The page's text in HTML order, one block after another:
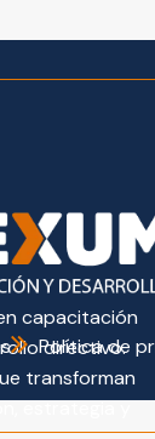
capacitación
directivo.
transforman
estrategia y
Política de